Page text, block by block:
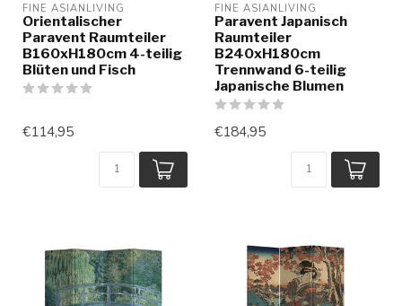
FINE ASIANLIVING
Orientalischer
Paravent Raumteiler
B160xH180cm 4-teilig
Blüten und Fisch
€114,95
FINE ASIANLIVING
Paravent Japanisch
Raumteiler
B240xH180cm
Trennwand 6-teilig
Japanische Blumen
€184,95